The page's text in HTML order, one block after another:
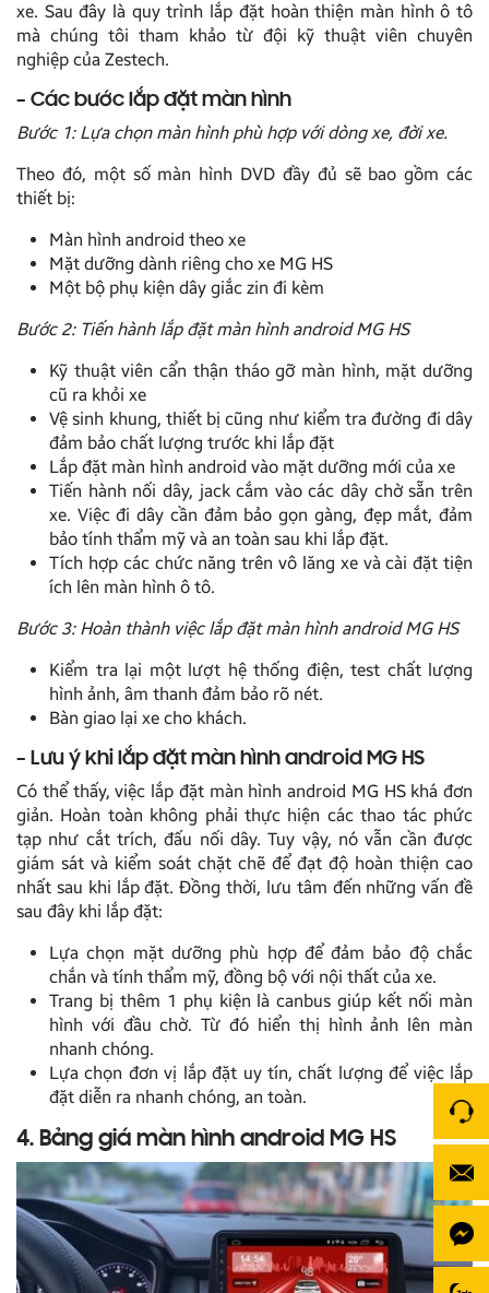
xe. Sau đây là quy trình lắp đặt hoàn thiện màn hình ô tô
mà chúng tôi tham khảo từ đội kỹ thuật viên chuyên
nghiệp của Zestech.
– Các bước lắp đặt màn hình
Bước 1: Lựa chọn màn hình phù hợp với dòng xe, đời xe.
Theo đó, một số màn hình DVD đầy đủ sẽ bao gồm các
thiết bị:
Màn hình android theo xe
Mặt dưỡng dành riêng cho xe MG HS
Một bộ phụ kiện dây giắc zin đi kèm
Bước 2: Tiến hành lắp đặt màn hình android MG HS
Kỹ thuật viên cẩn thận tháo gỡ màn hình, mặt dưỡng
cũ ra khỏi xe
Vệ sinh khung, thiết bị cũng như kiểm tra đường đi dây
đảm bảo chất lượng trước khi lắp đặt
Lắp đặt màn hình android vào mặt dưỡng mới của xe
Tiến hành nối dây, jack cắm vào các dây chờ sẵn trên
xe. Việc đi dây cần đảm bảo gọn gàng, đẹp mắt, đảm
bảo tính thẩm mỹ và an toàn sau khi lắp đặt.
Tích hợp các chức năng trên vô lăng xe và cài đặt tiện
ích lên màn hình ô tô.
Bước 3: Hoàn thành việc lắp đặt màn hình android MG HS
Kiểm tra lại một lượt hệ thống điện, test chất lượng
hình ảnh, âm thanh đảm bảo rõ nét.
Bàn giao lại xe cho khách.
– Lưu ý khi lắp đặt màn hình android MG HS
Có thể thấy, việc lắp đặt màn hình android MG HS khá đơn
giản. Hoàn toàn không phải thực hiện các thao tác phức
tạp như cắt trích, đấu nối dây. Tuy vậy, nó vẫn cần được
giám sát và kiểm soát chặt chẽ để đạt độ hoàn thiện cao
nhất sau khi lắp đặt. Đồng thời, lưu tâm đến những vấn đề
sau đây khi lắp đặt:
Lựa chọn mặt dưỡng phù hợp để đảm bảo độ chắc
chắn và tính thẩm mỹ, đồng bộ với nội thất của xe.
Trang bị thêm 1 phụ kiện là canbus giúp kết nối màn
hình với đầu chờ. Từ đó hiển thị hình ảnh lên màn
nhanh chóng.
Lựa chọn đơn vị lắp đặt uy tín, chất lượng để việc lắp
đặt diễn ra nhanh chóng, an toàn.
4. Bảng giá màn hình android MG HS